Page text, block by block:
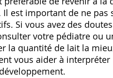
Il est important de ne
Si vous avez des
votre pédiatre ou
la quantité de lait la
vous aider à